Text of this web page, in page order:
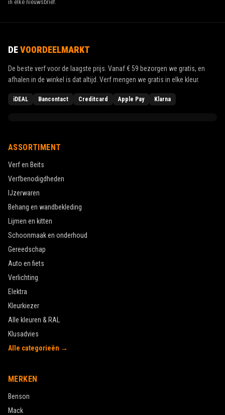
in elke nieuwsbrief.
DEVOORDEELMARKT
De beste verf voor de laagste prijs. Vanaf€ 59 bezorgen we gratis, en
afhalen in de winkel is dat altijd. Verf mengen we gratis in elke kleur.
iDEAL Bancontact Creditcard Apple Pay Klarna
ASSORTIMENT
Verf en Beits
Verfbenodigdheden
IJzerwaren
Behang en wandbekleding
Lijmen en kitten
Schoonmaak en onderhoud
Gereedschap
Auto en fiets
Verlichting
Elektra
Kleurkiezer
Alle kleuren & RAL
Klusadvies
Alle categorieën →
MERKEN
Benson
Mack